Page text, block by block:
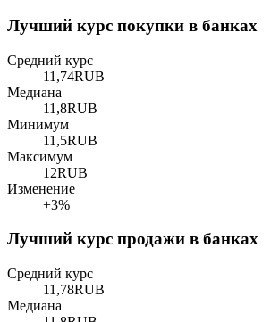
Лучший курс покупки в банках
Средний курс
11,74RUB
Медиана
11,8RUB
Минимум
11,5RUB
Максимум
12RUB
Изменение
+3%
Лучший курс продажи в банках
Средний курс
11,78RUB
Медиана